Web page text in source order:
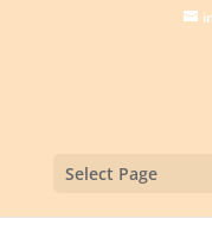
Select Page